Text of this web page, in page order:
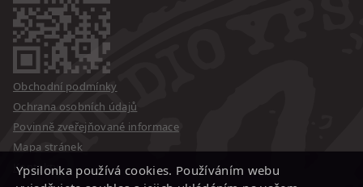
Obchodní podmínky
Ochrana osobních údajů
Povinně zveřejňované informace
Mapa stránek
Kontakty
Ypsilonka používá cookies. Používáním webu